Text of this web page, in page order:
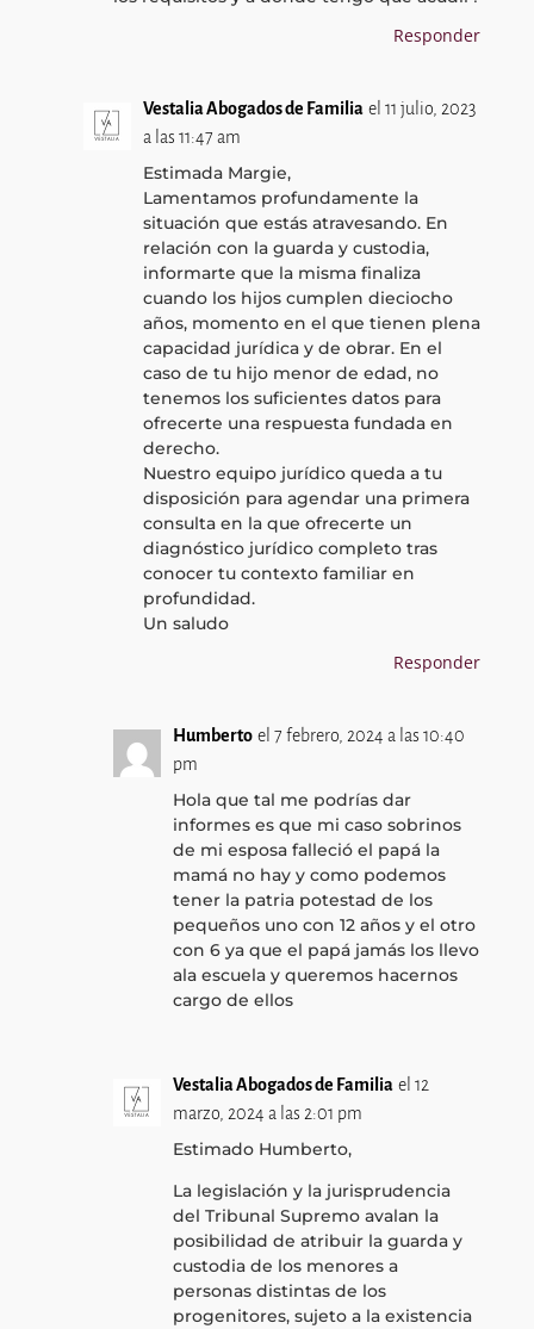
Responder
Vestalia Abogados de Familia el 11 julio, 2023
a las 11:47 am
Estimada Margie,
Lamentamos profundamente la
situación que estás atravesando. En
relación con la guarda y custodia,
informarte que la misma finaliza
cuando los hijos cumplen dieciocho
años, momento en el que tienen plena
capacidad jurídica y de obrar. En el
caso de tu hijo menor de edad, no
tenemos los suficientes datos para
ofrecerte una respuesta fundada en
derecho.
Nuestro equipo jurídico queda a tu
disposición para agendar una primera
consulta en la que ofrecerte un
diagnóstico jurídico completo tras
conocer tu contexto familiar en
profundidad.
Un saludo
Responder
Humberto el 7 febrero, 2024 a las 10:40
pm
Hola que tal me podrías dar
informes es que mi caso sobrinos
de mi esposa falleció el papá la
mamá no hay y como podemos
tener la patria potestad de los
pequeños uno con 12 años y el otro
con 6 ya que el papá jamás los llevo
ala escuela y queremos hacernos
cargo de ellos
Vestalia Abogados de Familia el 12
marzo, 2024 a las 2:01 pm
Estimado Humberto,
La legislación y la jurisprudencia
del Tribunal Supremo avalan la
posibilidad de atribuir la guarda y
custodia de los menores a
personas distintas de los
progenitores, sujeto a la existencia